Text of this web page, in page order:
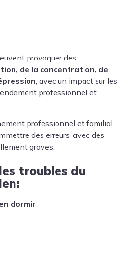
provoquer des
de la concentration, de
, avec un impact sur les
professionnel et
professionnel et familial,
des erreurs, avec des
graves.
troubles du
dormir